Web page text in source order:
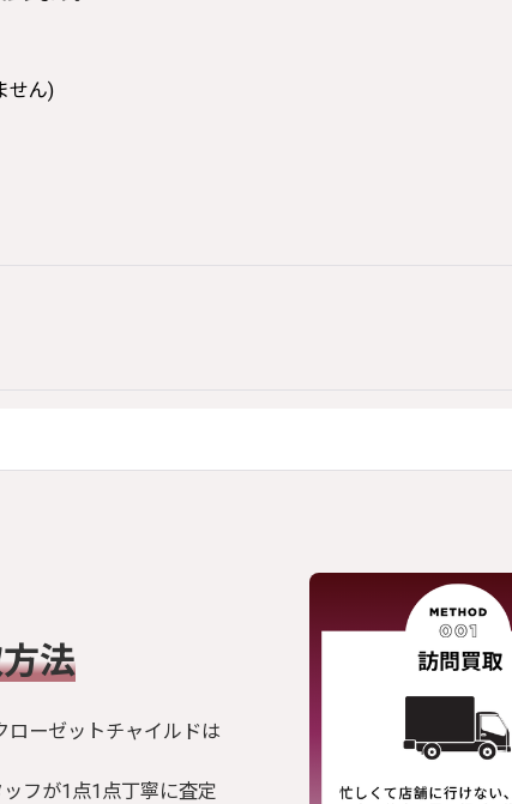
せん)
法
ローゼットチャイルドは
フが1点1点丁寧に査定